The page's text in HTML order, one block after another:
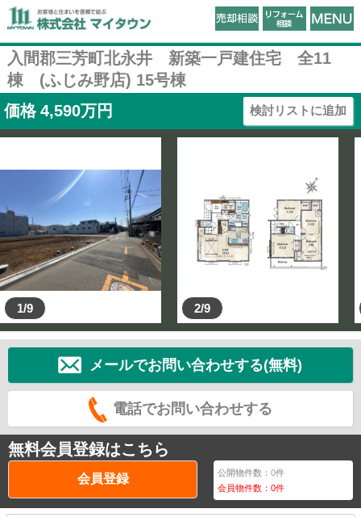
入間郡三芳町北永井 新築一戸建住宅 全11
棟 (ふじみ野店) 15号棟
価格 4,590万円 検討リストに追加
1/9 2/9
メールでお問い合わせする(無料)
電話でお問い合わせする
無料会員登録はこちら
会員登録 公開物件数：0件
会員物件数：0件